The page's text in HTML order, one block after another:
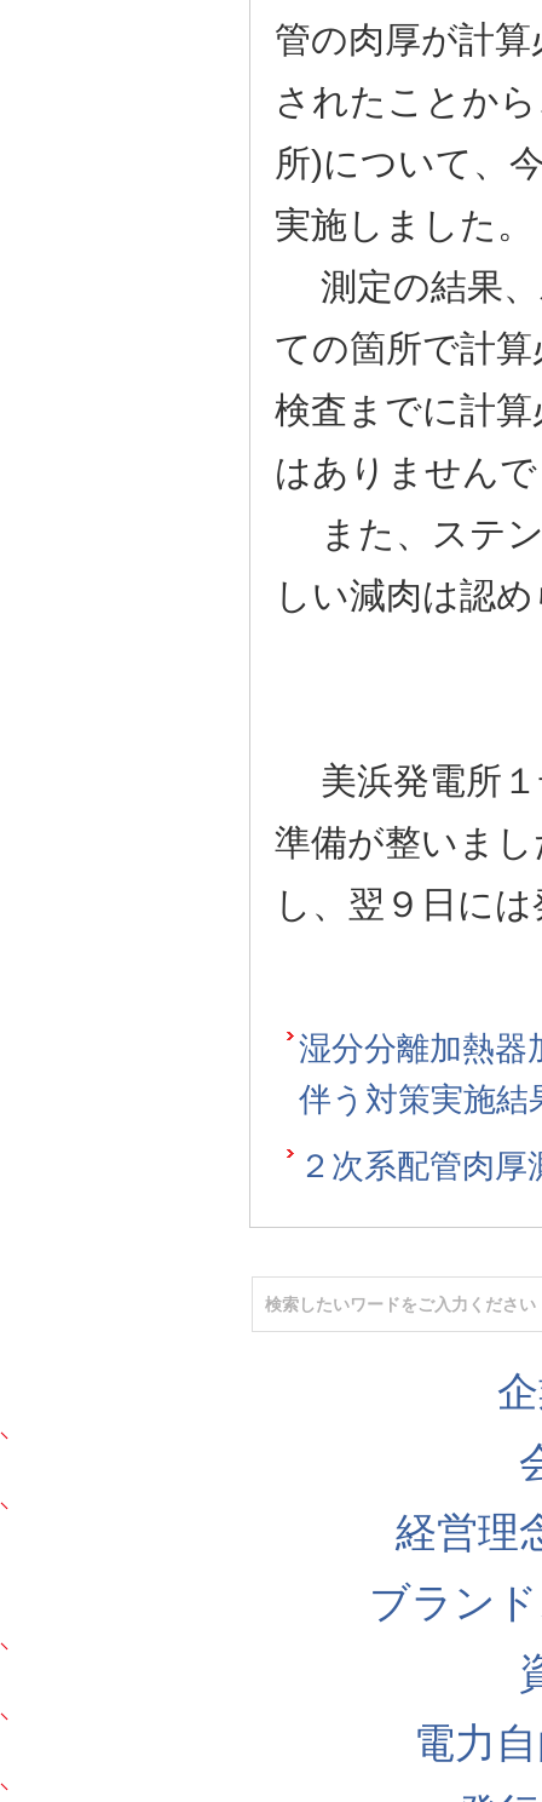
管の肉厚が計
されたことか
所)について、
実施しました。
測定の結果、
ての箇所で計
検査までに計
はありません
また、ステン
しい減肉は認
美浜発電所１
準備が整いま
し、翌９日に
湿分分離加熱
伴う対策実施結
２次系配管肉
経営理
ブラン
電力